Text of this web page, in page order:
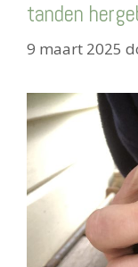
tanden
9 maart 2025